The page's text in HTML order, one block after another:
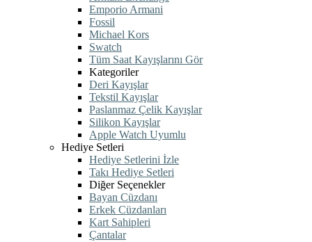
Emporio Armani
Fossil
Michael Kors
Swatch
Tüm Saat Kayışlarını Gör
Kategoriler
Deri Kayışlar
Tekstil Kayışlar
Paslanmaz Çelik Kayışlar
Silikon Kayışlar
Apple Watch Uyumlu
Hediye Setleri
Hediye Setlerini İzle
Takı Hediye Setleri
Diğer Seçenekler
Bayan Cüzdanı
Erkek Cüzdanları
Kart Sahipleri
Çantalar